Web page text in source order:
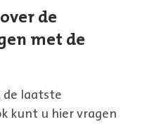
de
met de
de laatste
kunt u hier vragen